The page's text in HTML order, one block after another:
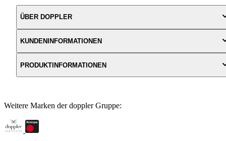
ÜBER DOPPLER
KUNDENINFORMATIONEN
PRODUKTINFORMATIONEN
Weitere Marken der doppler Gruppe: